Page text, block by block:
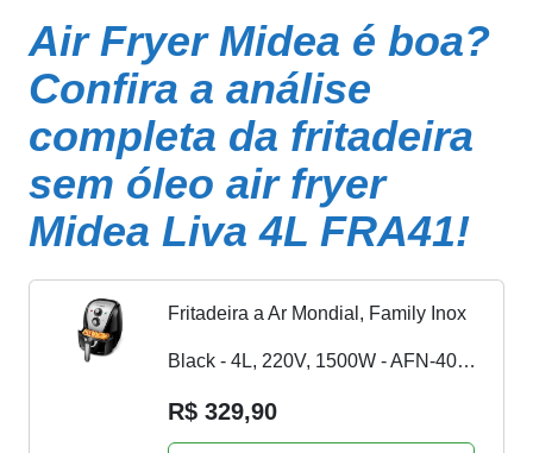
Air Fryer Midea é boa?
Confira a análise
completa da fritadeira
sem óleo air fryer
Midea Liva 4L FRA41!
Fritadeira a Ar Mondial, Family Inox
Black - 4L, 220V, 1500W - AFN-40-
BI
R$ 329,90